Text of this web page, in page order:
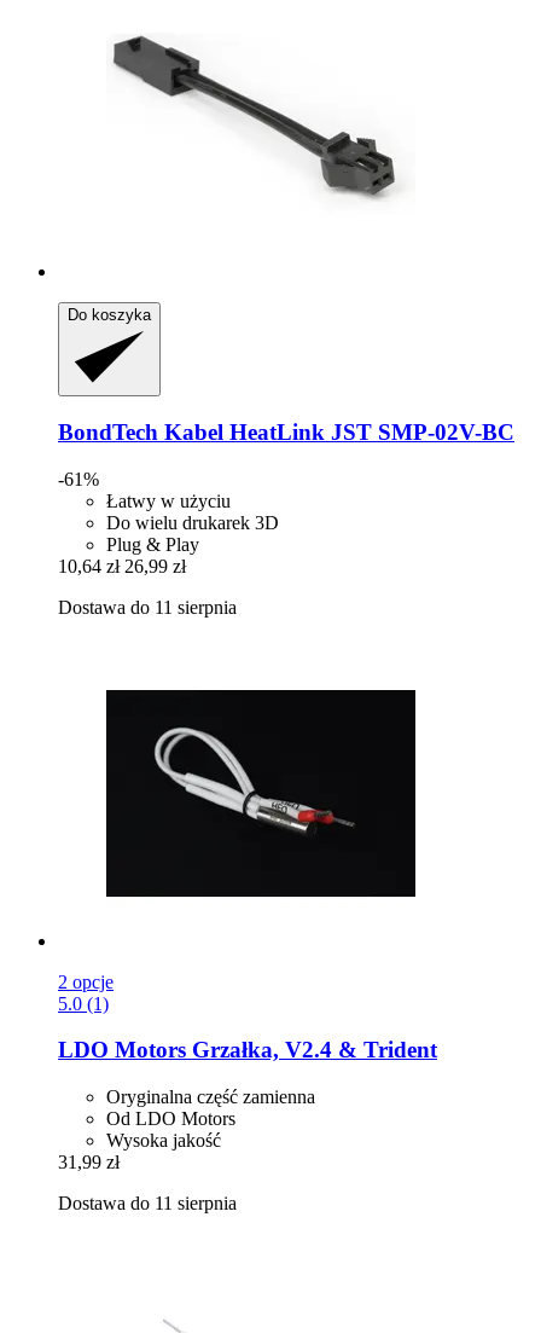
Do koszyka
BondTech Kabel HeatLink JST SMP-​02V-​BC
-61%
Łatwy w użyciu
Do wielu drukarek 3D
Plug & Play
10,64 zł 26,99 zł
Dostawa do 11 sierpnia
2 opcje
5.0 (1)
LDO Motors Grzałka, V2.4 & Trident
Oryginalna część zamienna
Od LDO Motors
Wysoka jakość
31,99 zł
Dostawa do 11 sierpnia